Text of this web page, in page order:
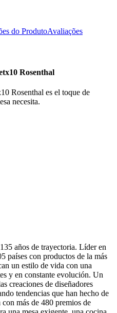
do ProdutoAvaliações
Rosenthal
Rosenthal es el toque de
necesita.
años de trayectoria. Líder en
países con productos de la más
un estilo de vida con una
y en constante evolución. Un
creaciones de diseñadores
tendencias que han hecho de
más de 480 premios de